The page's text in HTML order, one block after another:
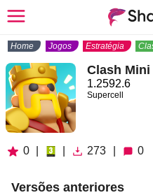
Home Jogos Estratégia
Clash Mini
1.2592.6
Supercell
0 273 0
Versões anteriores